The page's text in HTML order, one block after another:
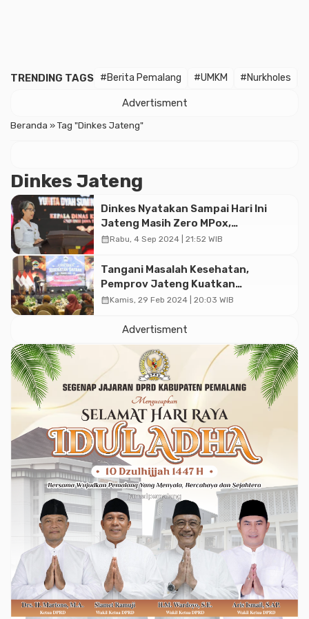
TRENDING TAGS #Berita Pemalang #UMKM #Nurkholes
Advertisment
Beranda »Tag "Dinkes Jateng"
Dinkes Jateng
Dinkes Nyatakan Sampai Hari Ini
Jateng Masih Zero MPox,
Masyarakat Diminta Tetap Waspada
calendar_monthRabu, 4 Sep 2024 | 21:52 WIB
Tangani Masalah Kesehatan,
Pemprov Jateng Kuatkan
Kolaborasi dengan Berbagai Pihak
calendar_monthKamis, 29 Feb 2024 | 20:03 WIB
Advertisment